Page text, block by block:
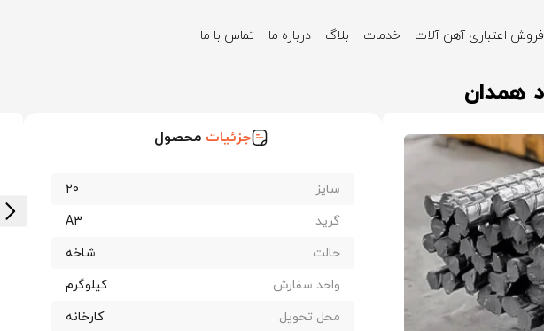
فروش اعتباری آهن آلات خدمات بلاگ درباره ما تماس با ما
جزئیات محصول
سایز
20
گرید
A3
حالت
شاخه
واحد سفارش
کیلوگرم
محل تحویل
کارخانه